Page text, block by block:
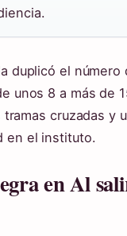
duplicó el número
unos 8 a más de
cruzadas y
en el instituto.
en Al